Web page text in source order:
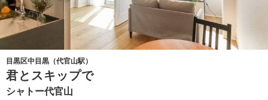
目黒区中目黒（代官山駅）
君とスキップで
シャトー代官山